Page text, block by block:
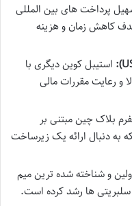
پرداخت های بین المللی
کاهش زمان و هزینه
استیبل کوین دیگری با
و رعایت مقررات مالی
بلاک چین مبتنی بر
به دنبال ارائه یک زیرساخت
و شناخته شده ترین میم
سلبریتی ها رشد کرده است.